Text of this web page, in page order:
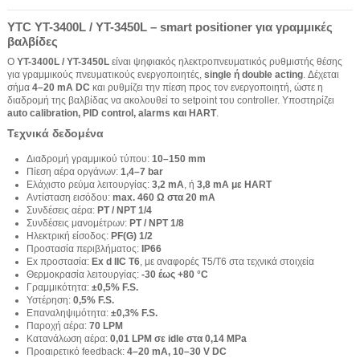
YTC YT-3400L / YT-3450L – smart positioner για γραμμικές
βαλβίδες
Ο YT-3400L / YT-3450L είναι ψηφιακός ηλεκτροπνευματικός ρυθμιστής θέσης
για γραμμικούς πνευματικούς ενεργοποιητές, single ή double acting. Δέχεται
σήμα 4–20 mA DC και ρυθμίζει την πίεση προς τον ενεργοποιητή, ώστε η
διαδρομή της βαλβίδας να ακολουθεί το setpoint του controller. Υποστηρίζει
auto calibration, PID control, alarms και HART.
Τεχνικά δεδομένα
Διαδρομή γραμμικού τύπου: 10–150 mm
Πίεση αέρα οργάνων: 1,4–7 bar
Ελάχιστο ρεύμα λειτουργίας: 3,2 mA, ή 3,8 mA με HART
Αντίσταση εισόδου: max. 460 Ω στα 20 mA
Συνδέσεις αέρα: PT / NPT 1/4
Συνδέσεις μανομέτρων: PT / NPT 1/8
Ηλεκτρική είσοδος: PF(G) 1/2
Προστασία περιβλήματος: IP66
Ex προστασία: Ex d IIC T6, με αναφορές T5/T6 στα τεχνικά στοιχεία
Θερμοκρασία λειτουργίας: -30 έως +80 °C
Γραμμικότητα: ±0,5% F.S.
Υστέρηση: 0,5% F.S.
Επαναληψιμότητα: ±0,3% F.S.
Παροχή αέρα: 70 LPM
Κατανάλωση αέρα: 0,01 LPM σε idle στα 0,14 MPa
Προαιρετικό feedback: 4–20 mA, 10–30 V DC